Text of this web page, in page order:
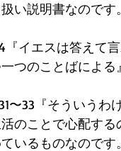
い説明書なのです。
『イエスは答えて
つのことばによる
〜33『そういうわ
のことで心配す
いるものなので